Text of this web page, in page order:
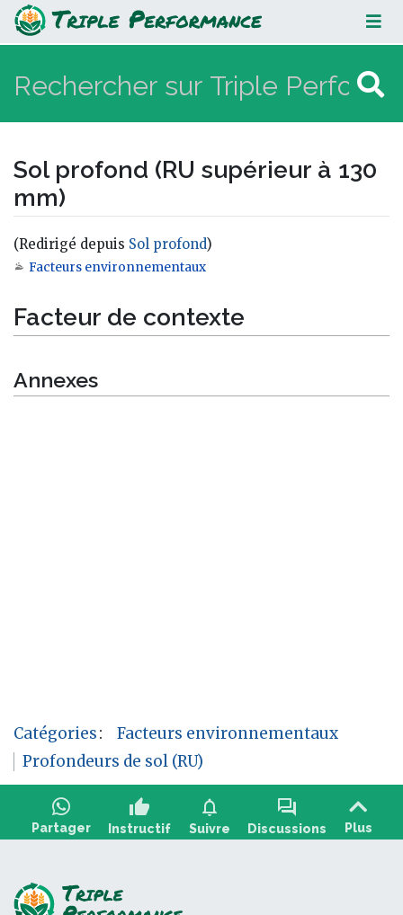
Sol profond (RU supérieur à 130
mm)
Sol profond (RU supérieur à 130
mm)
(Redirigé depuis Sol profond)
Aller à :navigation,rechercher
Facteurs environnementaux
Facteur de contexte
Annexes
Catégories:
Facteurs environnementaux
Profondeurs de sol (RU)
Partager
thumb_up
Instructif
notifications
Suivre
forum
Discussions Plus